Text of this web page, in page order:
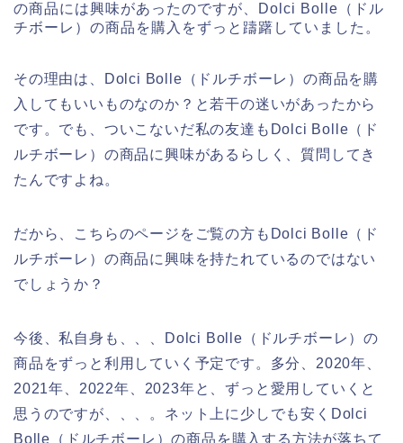
の商品には興味があったのですが、Dolci Bolle（ドル
チボーレ）の商品を購入をずっと躊躇していました。
その理由は、Dolci Bolle（ドルチボーレ）の商品を購
入してもいいものなのか？と若干の迷いがあったから
です。でも、ついこないだ私の友達もDolci Bolle（ド
ルチボーレ）の商品に興味があるらしく、質問してき
たんですよね。
だから、こちらのページをご覧の方もDolci Bolle（ド
ルチボーレ）の商品に興味を持たれているのではない
でしょうか？
今後、私自身も、、、Dolci Bolle（ドルチボーレ）の
商品をずっと利用していく予定です。多分、2020年、
2021年、2022年、2023年と、ずっと愛用していくと
思うのですが、、、。ネット上に少しでも安くDolci
Bolle（ドルチボーレ）の商品を購入する方法が落ちて